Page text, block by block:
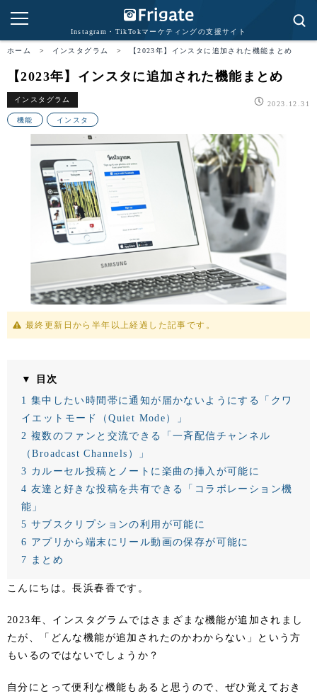
Instagram・TikTokマーケティングの支援サイト
ホーム > インスタグラム > 【2023年】インスタに追加された機能まとめ
【2023年】インスタに追加された機能まとめ
インスタグラム
2023.12.31
機能 インスタ
最終更新日から半年以上経過した記事です。
▼ 目次
1 集中したい時間帯に通知が届かないようにする「クワ
イエットモード（Quiet Mode）」
2 複数のファンと交流できる「一斉配信チャンネル
（Broadcast Channels）」
3 カルーセル投稿とノートに楽曲の挿入が可能に
4 友達と好きな投稿を共有できる「コラボレーション機
能」
5 サブスクリプションの利用が可能に
6 アプリから端末にリール動画の保存が可能に
7 まとめ
こんにちは。長浜春香です。
2023年、インスタグラムではさまざまな機能が追加されまし
たが、「どんな機能が追加されたのかわからない」という方
もいるのではないでしょうか？
自分にとって便利な機能もあると思うので、ぜひ覚えておき